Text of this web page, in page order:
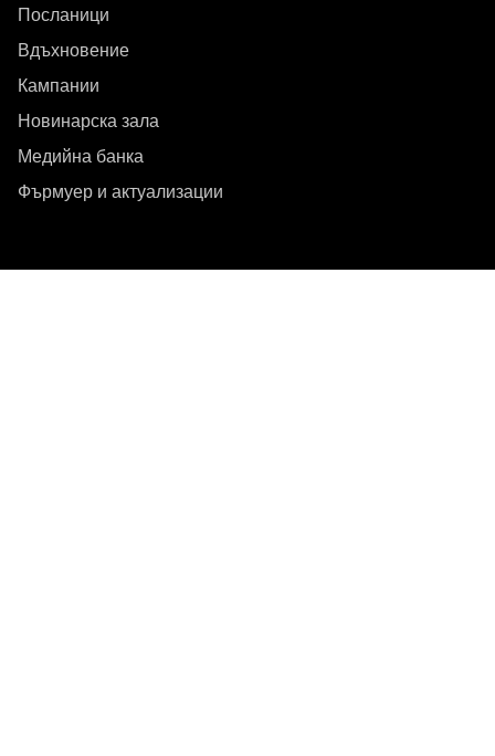
Посланици
Вдъхновение
Кампании
Новинарска зала
Медийна банка
Фърмуер и актуализации